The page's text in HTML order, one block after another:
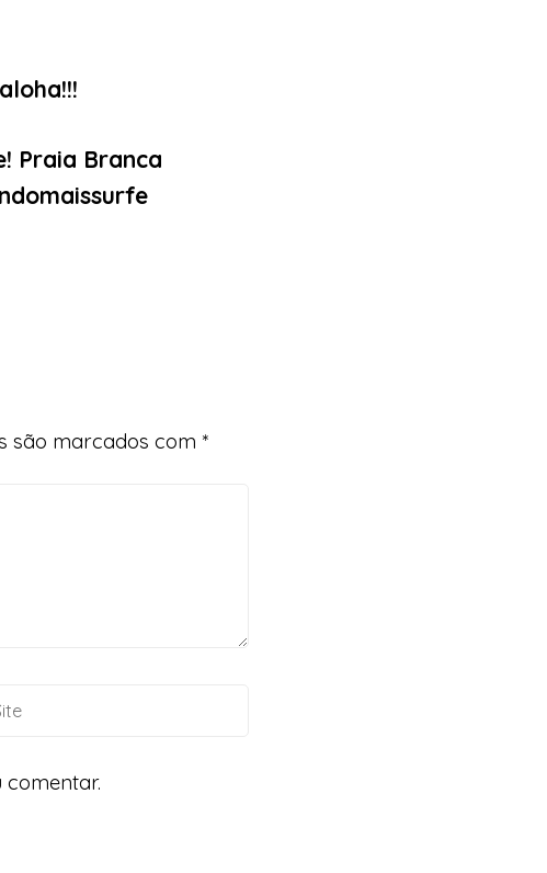
Praia Branca
são marcados com *